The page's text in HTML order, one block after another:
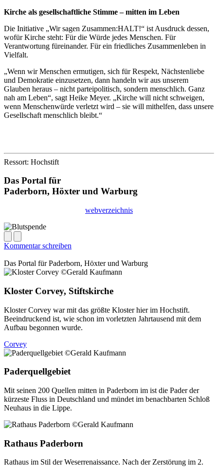
Kirche als gesellschaftliche Stimme – mitten im Leben
Die Initiative „Wir sagen Zusammen:HALT!“ ist Ausdruck dessen,
wofür Kirche steht: Für die Würde jedes Menschen. Für
Verantwortung füreinander. Für ein friedliches Zusammenleben in
Vielfalt.
„Wenn wir Menschen ermutigen, sich für Respekt, Nächstenliebe
und Demokratie einzusetzen, dann handeln wir aus unserem
Glauben heraus – nicht parteipolitisch, sondern menschlich. Ganz
nah am Leben“, sagt Heike Meyer. „Kirche will nicht schweigen,
wenn Menschenwürde verletzt wird – sie will mithelfen, dass unsere
Gesellschaft menschlich bleibt.“
Ressort: Hochstift
Das Portal für
Paderborn, Höxter und Warburg
webverzeichnis
Kommentar schreiben
Das Portal fürPaderborn, Höxterund Warburg
Kloster Corvey, Stiftskirche
Kloster Corvey war mit das größte Kloster hier im Hochstift.
Beeindruckend ist, wie schon im vorletzten Jahrtausend mit dem
Aufbau begonnen wurde.
Corvey
Paderquellgebiet
Mit seinen 200 Quellen mitten in Paderborn im ist die Pader der
kürzeste Fluss in Deutschland und mündet im benachbarten Schloß
Neuhaus in die Lippe.
Rathaus Paderborn
Rathaus im Stil der Weserrenaissance. Nach der Zerstörung im 2.